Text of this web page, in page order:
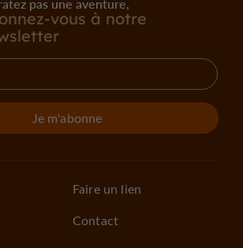
vous à notre
Je m'abonne
Faire un lien
Contact